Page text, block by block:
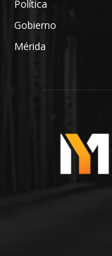
Política
Gobierno
Mérida